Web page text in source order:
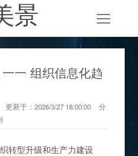
景
一 组织信息化趋
更新于：2026/3/27 18:00:00
分
转型升级和生产力建设